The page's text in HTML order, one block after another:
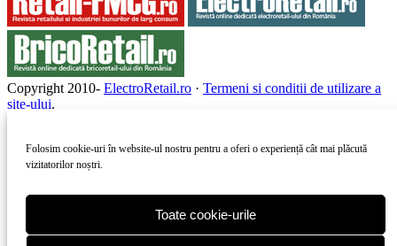
Copyright 2010- ElectroRetail.ro · Termeni si conditii de utilizare a
site-ului.
ElectroRetail.ro·Termeni si conditii de
utilizare a site-ului.
Folosim cookie-uri în website-ul nostru pentru a oferi o experiență cât mai plăcută
vizitatorilor noștri.
Toate cookie-urile